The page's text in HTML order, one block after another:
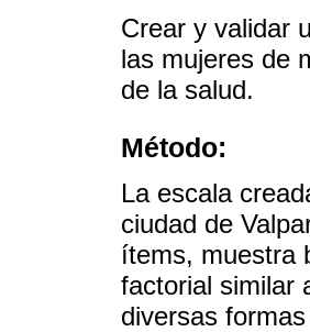
Crear y validar
las mujeres de
de la salud.
Método:
La escala
ciudad de
ítems, muestra
factorial similar
diversas